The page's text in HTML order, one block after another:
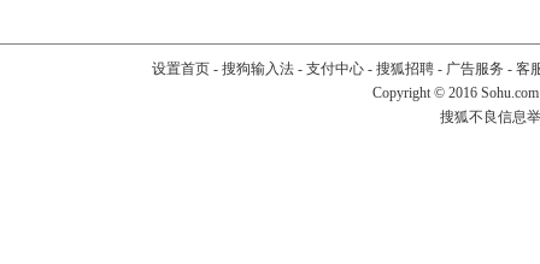
设置首页- 搜狗输入法- 支付中心- 搜狐招聘- 广告服务 - 客
Copyright © 2016
搜狐不良信息